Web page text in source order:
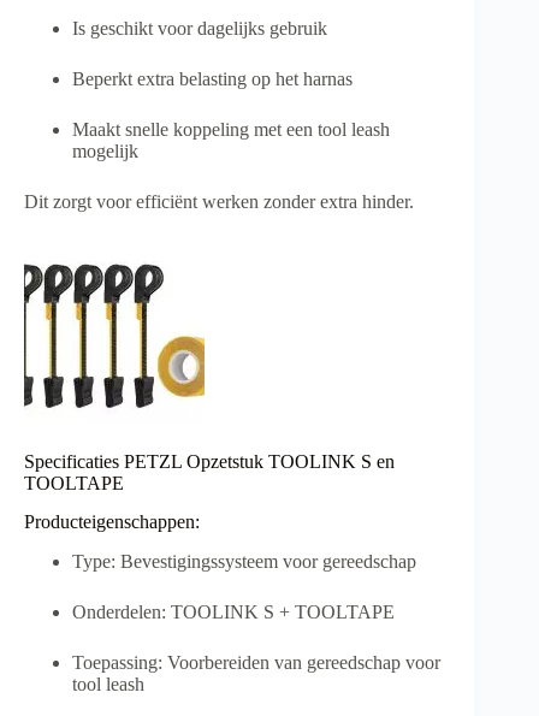
Is geschikt voor dagelijks gebruik
Beperkt extra belasting op het harnas
Maakt snelle koppeling met een tool leash
mogelijk
Dit zorgt voor efficiënt werken zonder extra hinder.
Specificaties PETZL Opzetstuk TOOLINK S en
TOOLTAPE
Producteigenschappen:
Type: Bevestigingssysteem voor gereedschap
Onderdelen: TOOLINK S + TOOLTAPE
Toepassing: Voorbereiden van gereedschap voor
tool leash